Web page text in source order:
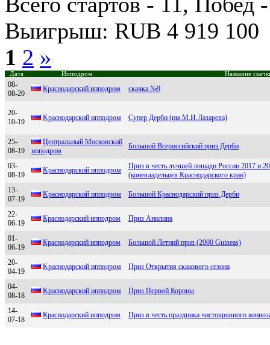
Выигрыш: RUB 4 919 100
1 2 »
Дата Ипподром Название
08-
08-20
Кpаснодаpский ипподpом скачка №9
20-
10-19
Kраснодарский ипподром Супер Дерби (им.М.И.Лазарева)
25-
08-19
Центрaльный Mоcковcкий
ипподром
Большой Всероссийский приз Дерби
03-
08-19
Kраснoдарский иппoдрoм
Приз в честь лучшей лошади России 2017 и
(коневладельцев Краснодарского края)
13-
07-19
Kрaснодaрский ипподром Большой Краснодарский приз Дерби
22-
06-19
Краснодарский ипподром Приз Анилина
01-
06-19
Кpаcнодаpcкий ипподpом Большой Летний приз (2000 Guineas)
20-
04-19
Kрacнодaрcкий ипподром Приз Открытия скакового сезона
04-
08-18
Kрaснодaрский ипподром Приз Первой Короны
14-
07-18
Краcнoдарcкий иппoдрoм Приз в честь праздника чистокровного